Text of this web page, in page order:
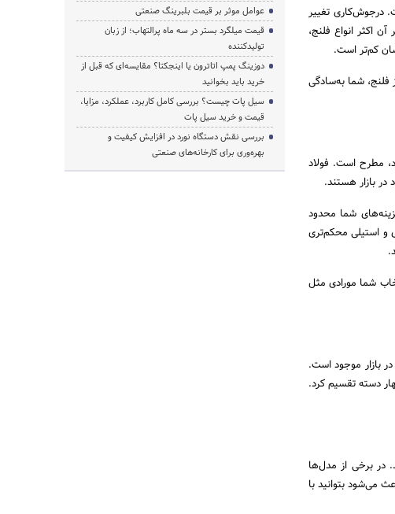
درجوش‌کاری تغییر
اکثر انواع فلنج،
کم‌تر است.
فلنج، شما به‌سادگی
مطرح است. فولاد
بازار هستند.
شما محدود
و استیلی محکم‌تری
شما مورادی مثل
بازار موجود است.
دسته تقسیم کرد.
در برخی از مدل‌ها
می‌شود بتوانید با
عوامل موثر بر قیمت بلبرینگ صنعتی
قیمت میلگرد بستر در سه ماه پرالتهاب؛ از زبان
تولیدکننده
دوزینگ پمپ اتاترون یا اینجکتا؟ مقایسه‌ای که قبل از
خرید باید بخوانید
سیل پات چیست؟ بررسی کامل کاربرد، عملکرد، مزایا،
قیمت و خرید سیل پات
بررسی نقش دستگاه نورد در افزایش کیفیت و
بهره‌وری برای کارخانه‌های صنعتی